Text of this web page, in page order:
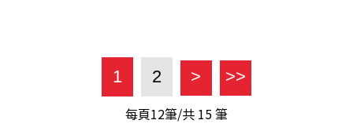
1 2 > >>
每頁12筆/共 15筆